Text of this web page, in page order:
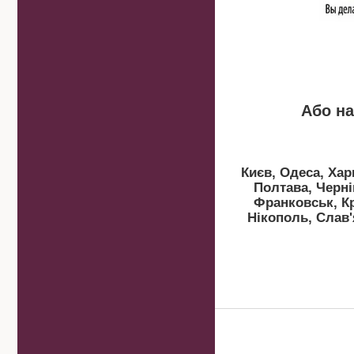
Або
Києв, Одеса,
Полтава,
Франковськ,
Нікополь,